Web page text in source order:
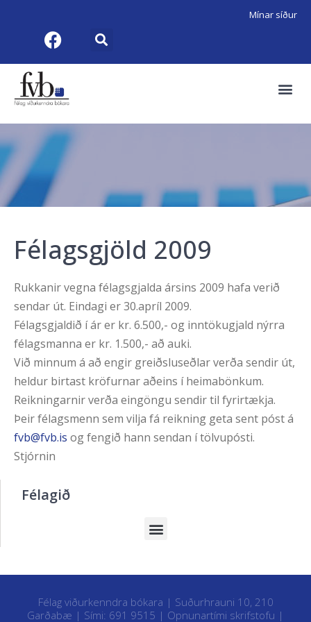
Mínar síður
Félagsgjöld 2009
Rukkanir vegna félagsgjalda ársins 2009 hafa verið
sendar út. Eindagi er 30.apríl 2009.
Félagsgjaldið í ár er kr. 6.500,- og inntökugjald nýrra
félagsmanna er kr. 1.500,- að auki.
Við minnum á að engir greiðsluseðlar verða sendir út,
heldur birtast kröfurnar aðeins í heimabönkum.
Reikningarnir verða eingöngu sendir til fyrirtækja.
Þeir félagsmenn sem vilja fá reikning geta sent póst á
fvb@fvb.is og fengið hann sendan í tölvupósti.
Stjórnin
Félagið
Félag viðurkenndra bókara | Suðurhrauni 10, 210
Garðabæ | Sími: 691 9515 | Opnunartími skrifstofu |